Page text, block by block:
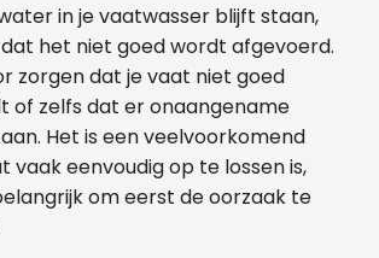
in je vaatwasser blijft staan,
het niet goed wordt afgevoerd.
zorgen dat je vaat niet goed
of zelfs dat er onaangename
Het is een veelvoorkomend
vaak eenvoudig op te lossen is,
om eerst de oorzaak te